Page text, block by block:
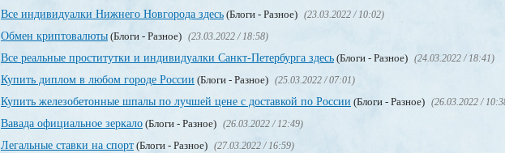
Все индивидуалки Нижнего Новгорода здесь (Блоги - Разное) (23.03.2022 / 10:02)
Обмен криптовалюты (Блоги - Разное) (23.03.2022 / 18:58)
Все реальные проститутки и индивидуалки Санкт-Петербурга здесь (Блоги - Разное) (24.03.2022 / 18:41)
Купить диплом в любом городе России (Блоги - Разное) (25.03.2022 / 07:01)
Купить железобетонные шпалы по лучшей цене с доставкой по России (Блоги - Разное) (26.03.2022 /
Вавада официальное зеркало (Блоги - Разное) (26.03.2022 / 12:49)
Легальные ставки на спорт (Блоги - Разное) (27.03.2022 / 16:59)